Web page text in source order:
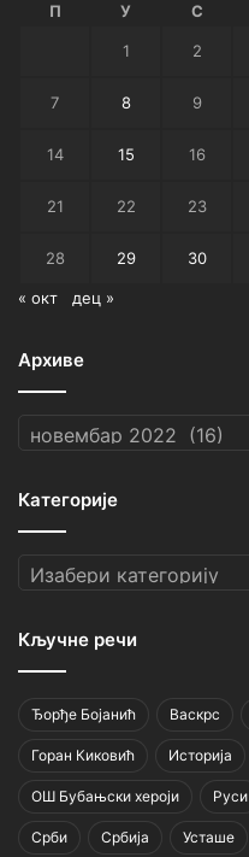
П У С
1 2
7 8 9
14 15 16
21 22 23
28 29 30
« окт дец »
Архиве
Категорије
Категорије
Кључне речи
Ђорђе Бојанић Васкрс
Горан Киковић Историја
ОШ Бубањски хероји Руси
Срби Србија Усташе